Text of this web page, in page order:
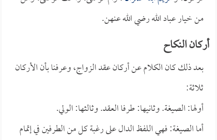
من خيار عباد الله رضي الله عنهن.
أركان النكاح
بعد ذلك كان الكلام عن أركان عقد الزواج، وعرفنا بأن الأركان
ثلاثة:
أولها: الصيغة. وثانيها: طرفا العقد. وثالثها: الولي.
أما الصيغة: فهي اللفظ الدال على رغبة كل من الطرفين في إتمام